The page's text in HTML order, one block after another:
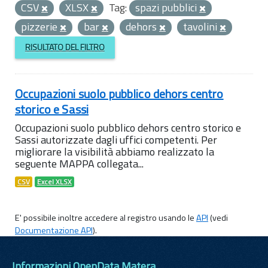
CSV
XLSX Tag: spazi pubblici
pizzerie
bar dehors tavolini
RISULTATO DEL FILTRO
Occupazioni suolo pubblico dehors centro
storico e Sassi
Occupazioni suolo pubblico dehors centro storico e
Sassi autorizzate dagli uffici competenti. Per
migliorare la visibilità abbiamo realizzato la
seguente MAPPA collegata...
CSV Excel XLSX
E' possibile inoltre accedere al registro usando leAPI(vedi
Documentazione API).